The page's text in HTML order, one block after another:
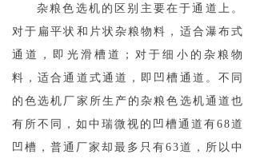
杂粮色选机的区别主要在于通道上。
对于扁平状和片状杂粮物料，适合瀑布式
通道，即光滑槽道；对于细小的杂粮物
料，适合通道式通道，即凹槽通道。不同
的色选机厂家所生产的杂粮色选机通道也
有所不同，如中瑞微视的凹槽通道有68道
凹槽，普通厂家却最多只有63道，所以中